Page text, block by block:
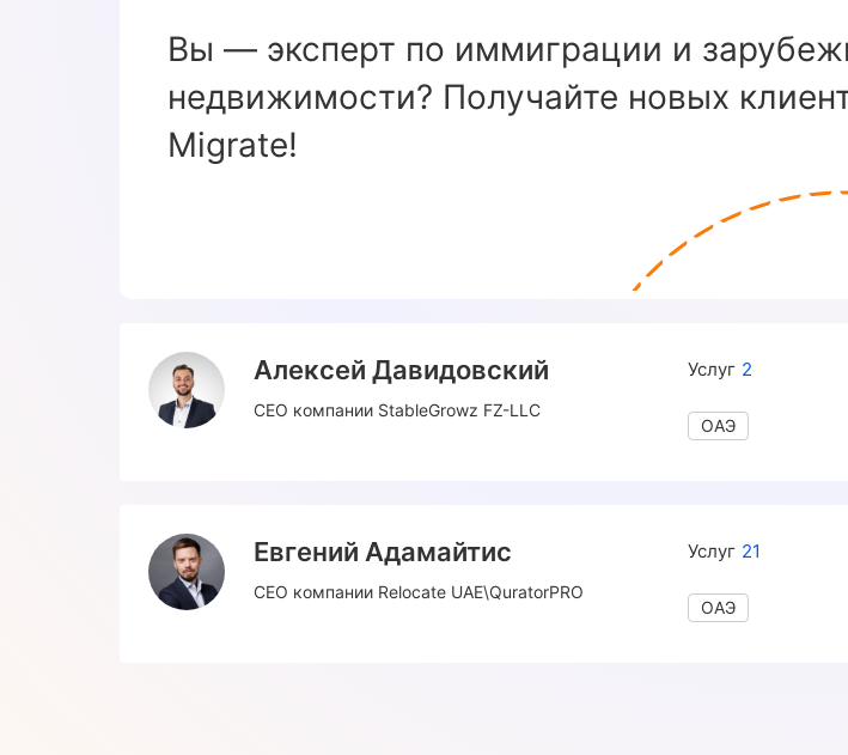
Вы — эксперт по иммиграции и
недвижимости? Получайте новых
Migrate!
Алексей Давидовский
CEO компании StableGrowz FZ-LLC
Услуг 2
ОАЭ
Евгений Адамайтис
CEO компании Relocate UAE\QuratorPRO
Услуг 21
ОАЭ